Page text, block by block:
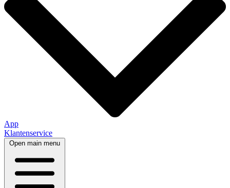
App
Klantenservice
Open main menu